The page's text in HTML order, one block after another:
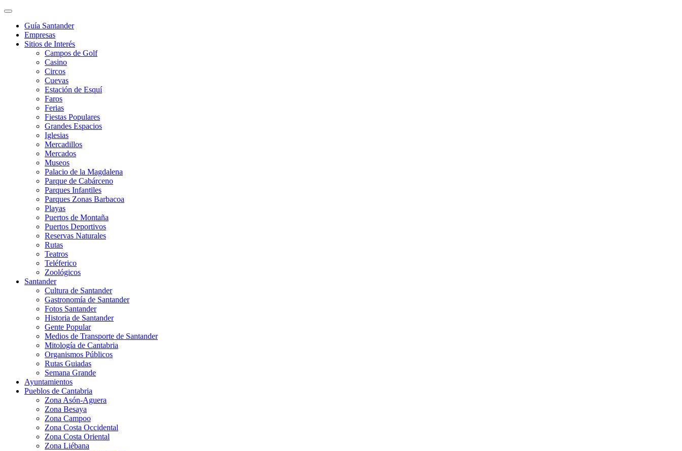
Guía Santander
Empresas
Sitios de Interés
Campos de Golf
Casino
Circos
Cuevas
Estación de Esquí
Faros
Ferias
Fiestas Populares
Grandes Espacios
Iglesias
Mercadillos
Mercados
Museos
Palacio de la Magdalena
Parque de Cabárceno
Parques Infantiles
Parques Zonas Barbacoa
Playas
Puertos de Montaña
Puertos Deportivos
Reservas Naturales
Rutas
Teatros
Teléferico
Zoológicos
Santander
Cultura de Santander
Gastronomía de Santander
Fotos Santander
Historia de Santander
Gente Popular
Medios de Transporte de Santander
Mitología de Cantabria
Organismos Públicos
Rutas Guiadas
Semana Grande
Ayuntamientos
Pueblos de Cantabria
Zona Asón-Aguera
Zona Besaya
Zona Campoo
Zona Costa Occidental
Zona Costa Oriental
Zona Liébana